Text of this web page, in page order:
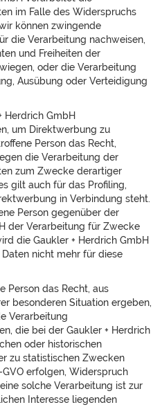
im Falle des Widerspruchs
können zwingende
die Verarbeitung nachweisen,
und Freiheiten der
oder die Verarbeitung
Ausübung oder Verteidigung
Herdrich GmbH
um Direktwerbung zu
Person das Recht,
die Verarbeitung der
zum Zwecke derartiger
gilt auch für das Profiling,
in Verbindung steht.
Person gegenüber der
der Verarbeitung für Zwecke
die Gaukler + Herdrich GmbH
nicht mehr für diese
Person das Recht, aus
besonderen Situation ergeben,
Verarbeitung
die bei der Gaukler + Herdrich
oder historischen
zu statistischen Zwecken
GVO erfolgen, Widerspruch
solche Verarbeitung ist zur
Interesse liegenden